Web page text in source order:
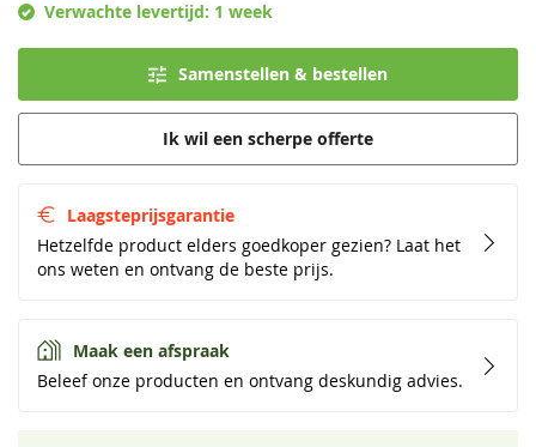
Verwachte levertijd: 1 week
Laagsteprijsgarantie
Hetzelfde product elders goedkoper gezien? Laat het
ons weten en ontvang de beste prijs.
Maak een afspraak
Beleef onze producten en ontvang deskundig advies.
Samenstellen & bestellen
Ik wil een scherpe offerte